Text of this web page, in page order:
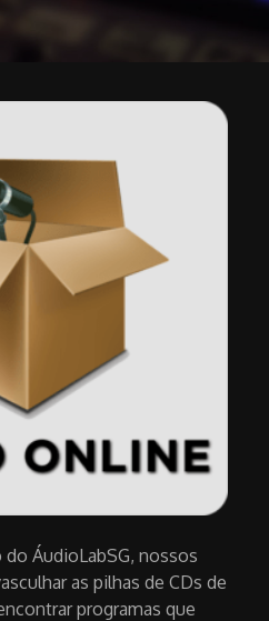
ÁudioLabSG, nossos
as pilhas de CDs de
programas que